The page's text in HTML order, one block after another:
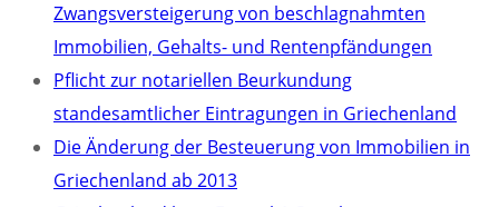
Zwangsversteigerung von beschlagnahmten
Immobilien, Gehalts- und Rentenpfändungen
Pflicht zur notariellen Beurkundung
standesamtlicher Eintragungen in Griechenland
Die Änderung der Besteuerung von Immobilien in
Griechenland ab 2013